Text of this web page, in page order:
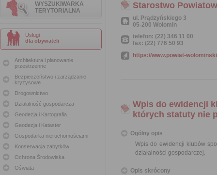
WYSZUKIWARKA
TERYTORIALNA
Usługi
dla obywateli
Architektura i planowanie
przestrzenne
Bezpieczeństwo i zarządzanie
kryzysowe
Drogownictwo
Działalność gospodarcza
Geodezja i Kartografia
Geodezja i Kataster
Gospodarka nieruchomościami
Konserwacja zabytków
Ochrona Środowiska
Oświata
Starostwo
ul. Prądzyńskiego 3
05-200 Wołomin
telefon: (22) 346 11 00
fax: (22) 776 50 93
https://www.powiat-
Wpis do ewidencji
których statuty nie
Ogólny opis
Wpis do ewidencji klubów
działalności gospodarczej.
Opis skrócony